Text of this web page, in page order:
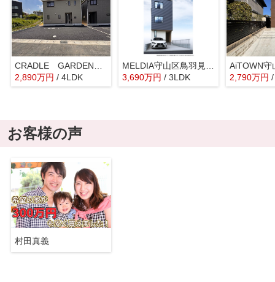
2,890万円 / 4LDK
3,690万円 / 3LDK 2,790万円
お客様の声
村田真義